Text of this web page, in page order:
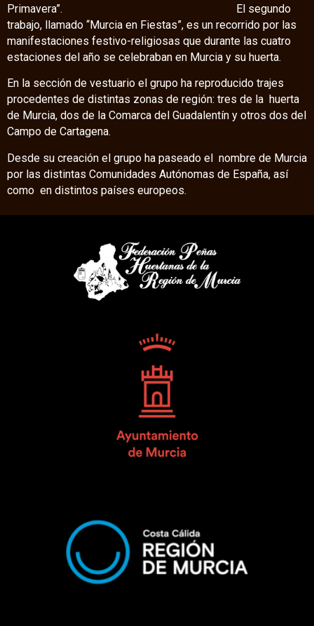
Primavera”. El segundo
trabajo, llamado “Murcia en Fiestas”, es un recorrido por las
manifestaciones festivo-religiosas que durante las cuatro
estaciones del año se celebraban en Murcia y su huerta.
En la sección de vestuario el grupo ha reproducido trajes
procedentes de distintas zonas de región: tres de la huerta
de Murcia, dos de la Comarca del Guadalentín y otros dos del
Campo de Cartagena.
Desde su creación el grupo ha paseado el nombre de Murcia
por las distintas Comunidades Autónomas de España, así
como en distintos países europeos.